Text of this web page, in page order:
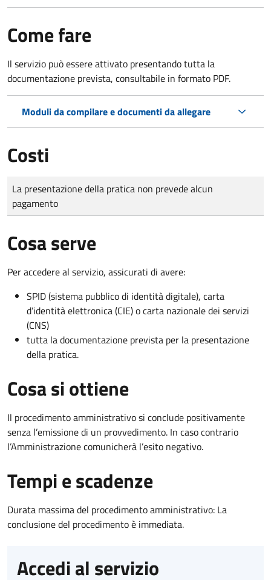
Come fare
Il servizio può essere attivato presentando tutta la
documentazione prevista, consultabile in formato PDF.
Moduli da compilare e documenti da allegare
Costi
Tipo di pagamento
Importo
La presentazione della pratica non prevede alcun
pagamento
Cosa serve
Per accedere al servizio, assicurati di avere:
SPID (sistema pubblico di identità digitale), carta
d’identità elettronica (CIE) o carta nazionale dei servizi
(CNS)
tutta la documentazione prevista per la presentazione
della pratica.
Cosa si ottiene
Il procedimento amministrativo si conclude positivamente
senza l’emissione di un provvedimento. In caso contrario
l’Amministrazione comunicherà l’esito negativo.
Tempi e scadenze
Durata massima del procedimento amministrativo: La
conclusione del procedimento è immediata.
Accedi al servizio